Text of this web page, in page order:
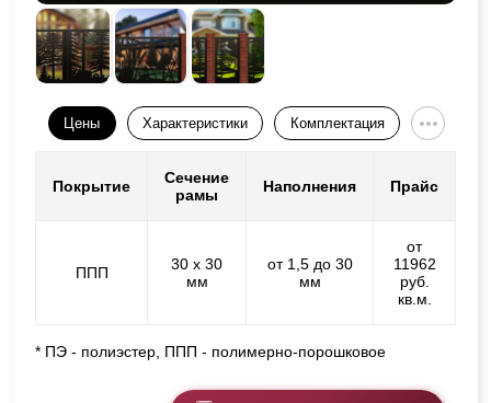
Цены Характеристики Комплектация
Покрытие
Сечение
рамы
Наполнения Прайс
ППП
30 х 30
мм
от 1,5 до 30
мм
от
11962
руб.
кв.м.
* ПЭ - полиэстер, ППП - полимерно-порошковое